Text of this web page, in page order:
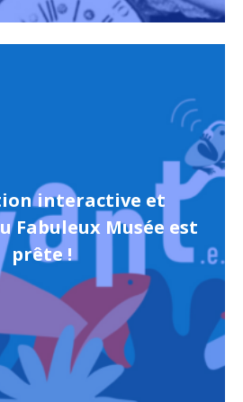
interactive et
Fabuleux Musée est
prête !